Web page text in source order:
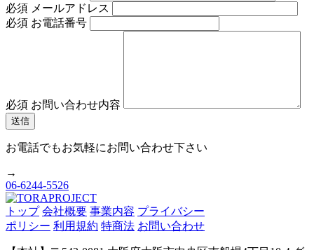
必須 メールアドレス
必須 お電話番号
必須 お問い合わせ内容
お電話でもお気軽にお問い合わせ下さい
→
06-6244-5526
トップ 会社概要 事業内容 プライバシー
ポリシー 利用規約 特商法 お問い合わせ